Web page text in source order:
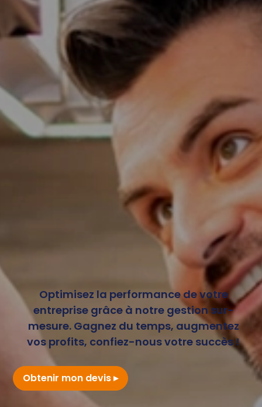
Optimisez la performance de votre
entreprise grâce à notre gestion sur-
mesure. Gagnez du temps, augmentez
vos profits, confiez-nous votre succès !
Obtenir mon devis